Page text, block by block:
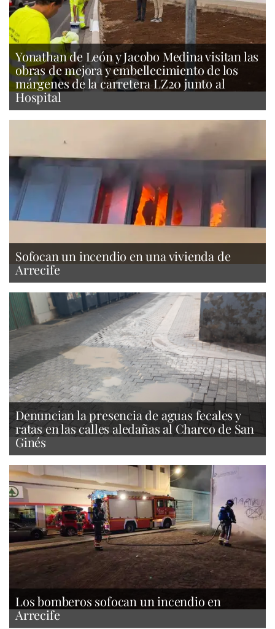
Yonathan de León y Jacobo Medina visitan las
obras de mejora y embellecimiento de los
márgenes de la carretera LZ20 junto al
Hospital
Sofocan un incendio en una vivienda de
Arrecife
Denuncian la presencia de aguas fecales y
ratas en las calles aledañas al Charco de San
Ginés
Los bomberos sofocan un incendio en
Arrecife